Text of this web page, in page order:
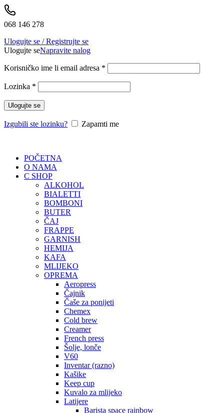
068 146 278
Ulogujte se / Registrujte se
Ulogujte seNapravite nalog
Korisničko ime li email adresa *
Lozinka *
Ulogujte se
Izgubili ste lozinku? Zapamti me
POČETNA
O NAMA
C SHOP
ALKOHOL
BIALETTI
BOMBONI
BUTER
ČAJ
FRAPPE
GARNISH
HEMIJA
KAFA
MLIJEKO
OPREMA
Aeropress
Čajnik
Čaše za ponijeti
Chemex
Cold brew
Creamer
French press
Šolje, lonče
V60
Inventar (razno)
Kašike
Keep cup
Kuvalo za mlijeko
Latijere
Barista space rainbow